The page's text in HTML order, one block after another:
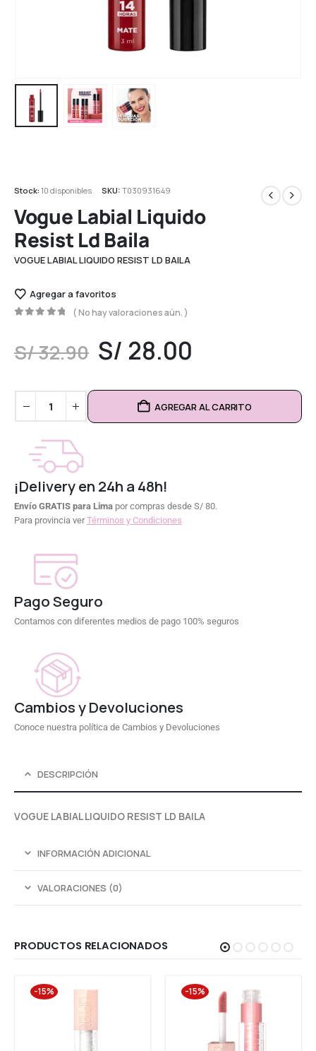
Stock: 10 disponibles SKU:T030931649
Vogue Labial Liquido
Resist Ld Baila
VOGUE LABIAL LIQUIDO RESIST LD BAILA
Agregar a favoritos
( No hay valoraciones aún. )
S/32.90 S/ 28.00
AGREGAR AL CARRITO
¡Delivery en 24h a 48h!
Envío GRATIS para Lima por compras desde S/ 80.
Para provincia verTérminos y Condiciones
Pago Seguro
Contamos con diferentes medios de pago 100% seguros
Cambios y Devoluciones
Conoce nuestra política de Cambios y Devoluciones
DESCRIPCIÓN
VOGUE LABIAL LIQUIDO RESIST LD BAILA
INFORMACIÓN ADICIONAL
VALORACIONES (0)
PRODUCTOS RELACIONADOS
-15% -15%